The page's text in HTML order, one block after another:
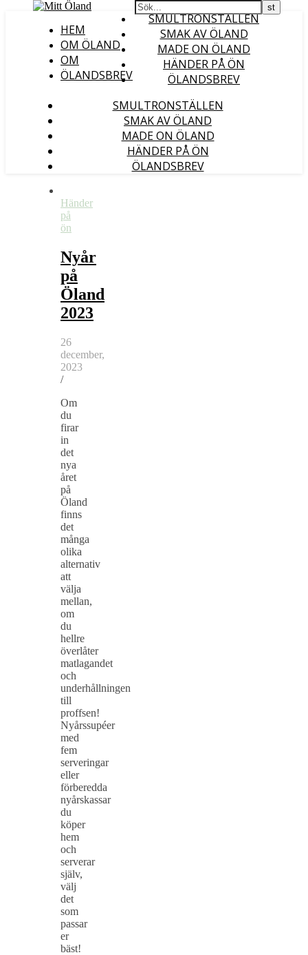
HEM
OM ÖLAND
OM
ÖLANDSBREV
SMULTRONSTÄLLEN
SMAK AV ÖLAND
MADE ON ÖLAND
HÄNDER PÅ ÖN
ÖLANDSBREV
SMULTRONSTÄLLEN
SMAK AV ÖLAND
MADE ON ÖLAND
HÄNDER PÅ ÖN
ÖLANDSBREV
Händer
på
ön
Nyår
på
Öland
2023
26
december,
2023
/
Om
du
firar
in
det
nya
året
på
Öland
finns
det
många
olika
alternativ
att
välja
mellan,
om
du
hellre
överlåter
matlagandet
och
underhållningen
till
proffsen!
Nyårssupéer
med
fem
serveringar
eller
förberedda
nyårskassar
du
köper
hem
och
serverar
själv,
välj
det
som
passar
er
bäst!